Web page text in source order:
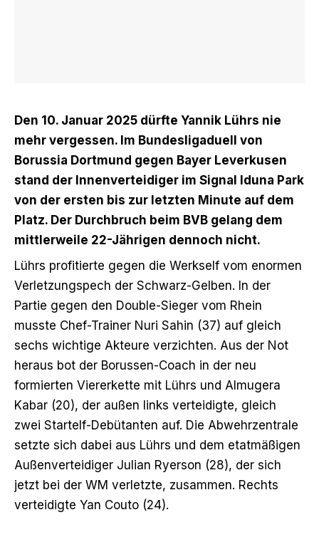
Den 10. Januar 2025 dürfte Yannik Lührs nie
mehr vergessen. Im Bundesligaduell von
Borussia Dortmund gegen Bayer Leverkusen
stand der Innenverteidiger im Signal Iduna Park
von der ersten bis zur letzten Minute auf dem
Platz. Der Durchbruch beim BVB gelang dem
mittlerweile 22-Jährigen dennoch nicht.
Lührs profitierte gegen die Werkself vom enormen
Verletzungspech der Schwarz-Gelben. In der
Partie gegen den Double-Sieger vom Rhein
musste Chef-Trainer Nuri Sahin (37) auf gleich
sechs wichtige Akteure verzichten. Aus der Not
heraus bot der Borussen-Coach in der neu
formierten Viererkette mit Lührs und Almugera
Kabar (20), der außen links verteidigte, gleich
zwei Startelf-Debütanten auf. Die Abwehrzentrale
setzte sich dabei aus Lührs und dem etatmäßigen
Außenverteidiger Julian Ryerson (28), der sich
jetzt bei der WM verletzte, zusammen. Rechts
verteidigte Yan Couto (24).